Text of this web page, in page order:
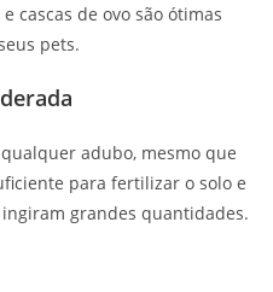
cascas de ovo são ótimas
pets.
adubo, mesmo que
para fertilizar o solo e
grandes quantidades.